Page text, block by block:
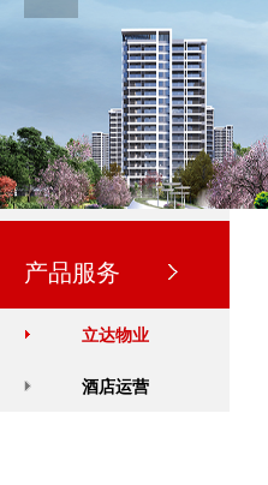
产品服务
立达物业
酒店运营